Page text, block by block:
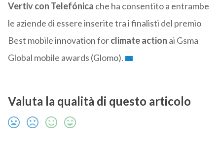
Vertiv con Telefónica che ha consentito a entrambe
le aziende di essere inserite tra i finalisti del premio
Best mobile innovation forclimate action ai Gsma
Global mobile awards (Glomo).
Valuta la qualità di questo articolo